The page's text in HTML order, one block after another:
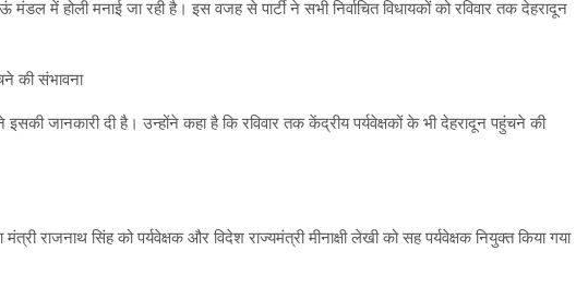
मंडल में होली मनाई जा रही है। इस वजह से पार्टी ने सभी निर्वाचित विधायकों को रविवार तक देहरादून
की संभावना
जानकारी दी है। उन्‍होंने कहा है कि रविवार तक केंद्रीय पर्यवेक्षकों के भी देहरादून पहुंचने की
राजनाथ सिंह को पर्यवेक्षक और विदेश राज्यमंत्री मीनाक्षी लेखी को सह पर्यवेक्षक नियुक्त किया गया